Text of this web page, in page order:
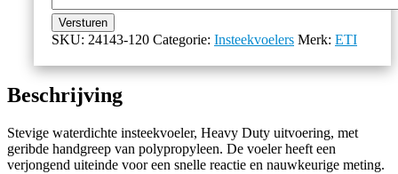
Versturen
SKU: 24143-120 Categorie: Insteekvoelers Merk: ETI
Beschrijving
Stevige waterdichte insteekvoeler, Heavy Duty uitvoering, met
geribde handgreep van polypropyleen. De voeler heeft een
verjongend uiteinde voor een snelle reactie en nauwkeurige meting.